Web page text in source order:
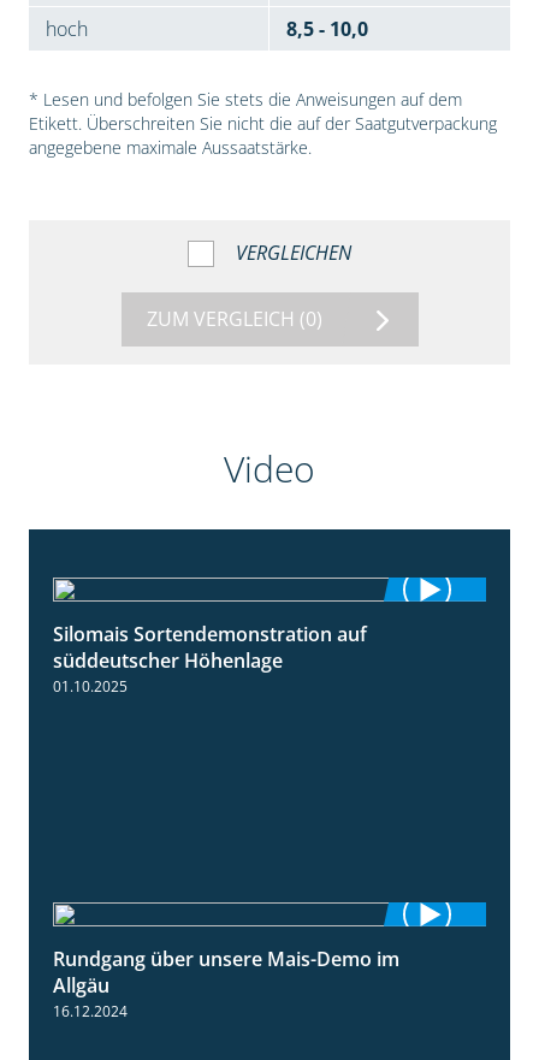
hoch
8,5 - 10,0
* Lesen und befolgen Sie stets die Anweisungen auf dem
Etikett. Überschreiten Sie nicht die auf der Saatgutverpackung
angegebene maximale Aussaatstärke.
VERGLEICHEN
ZUM VERGLEICH (0)
Video
Silomais Sortendemonstration auf
süddeutscher Höhenlage
01.10.2025
Rundgang über unsere Mais-Demo im
Allgäu
16.12.2024